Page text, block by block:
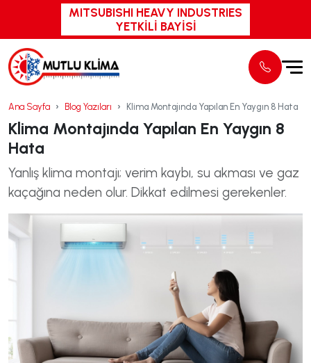
MITSUBISHI HEAVY INDUSTRIES
YETKİLİ BAYİSİ
Ana Sayfa Blog Yazıları Klima Montajında Yapılan En Yaygın 8 Hata
Klima Montajında Yapılan En Yaygın 8
Hata
Yanlış klima montajı; verim kaybı, su akması ve gaz
kaçağına neden olur. Dikkat edilmesi gerekenler.